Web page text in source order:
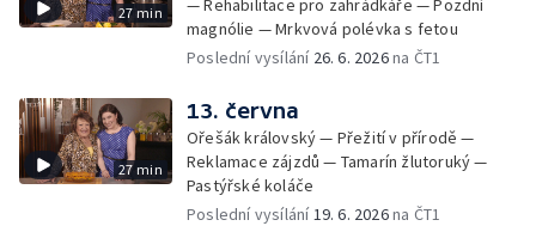
27 min
— Rehabilitace pro zahrádkáře — Pozdní
magnólie — Mrkvová polévka s fetou
Poslední vysílání 26. 6. 2026na ČT1
27 min
13. června
Ořešák královský — Přežití v přírodě —
Reklamace zájzdů — Tamarín žlutoruký —
Pastýřské koláče
Poslední vysílání19. 6. 2026na ČT1